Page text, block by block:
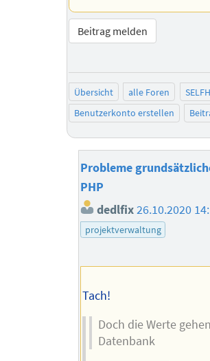
Beitrag melden
Übersicht alle Foren
Benutzerkonto erstellen
Probleme
PHP
dedlfix26.10.2020
projektverwaltung
Tach!
Doch die Werte
Datenbank